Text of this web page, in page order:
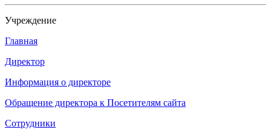
Учреждение
Главная
Директор
Информация о директоре
Обращение директора к Посетителям сайта
Сотрудники